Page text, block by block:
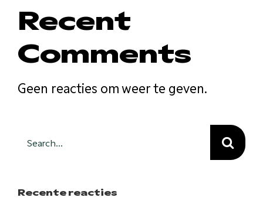
Recent
Comments
Geen reacties om weer te geven.
Recente reacties